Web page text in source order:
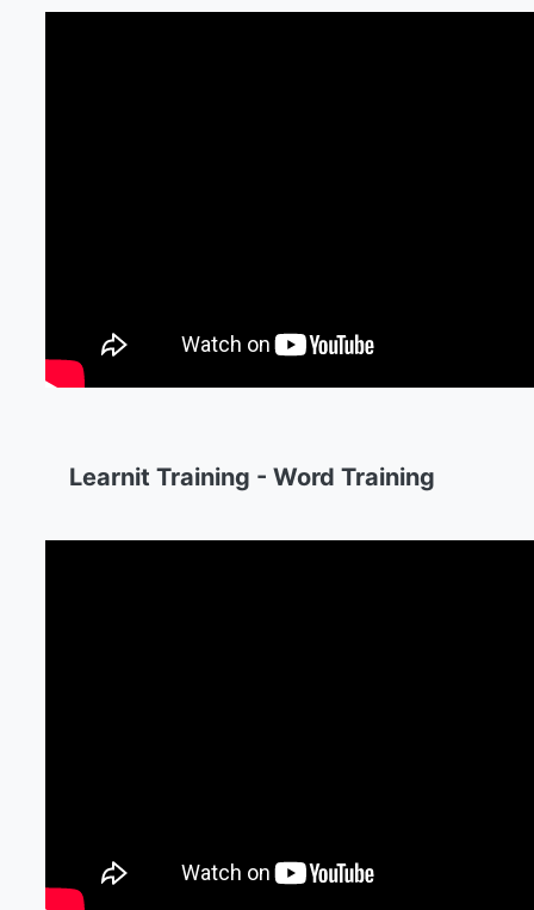
Learnit Training - Word Training